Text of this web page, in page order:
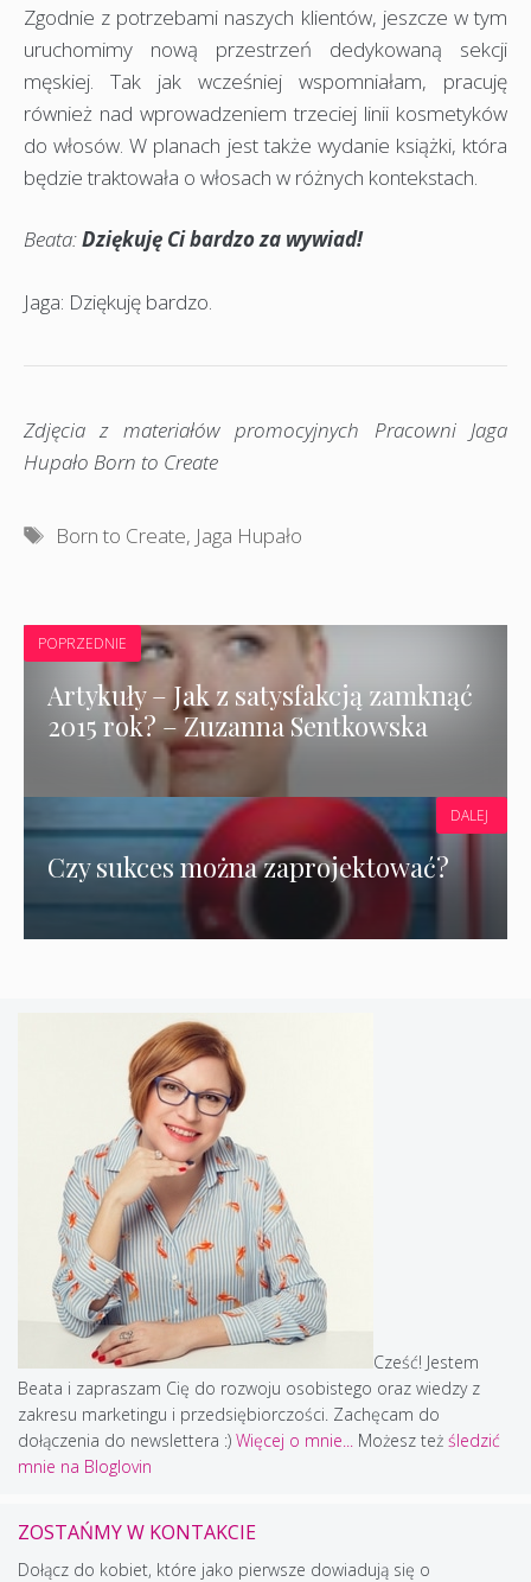
Zgodnie z potrzebami naszych klientów, jeszcze w tym
uruchomimy nową przestrzeń dedykowaną sekcji
męskiej. Tak jak wcześniej wspomniałam, pracuję
również nad wprowadzeniem trzeciej linii kosmetyków
do włosów. W planach jest także wydanie książki, która
będzie traktowała o włosach w różnych kontekstach.
Beata:Dziękuję Ci bardzo za wywiad!
Jaga: Dziękuję bardzo.
Zdjęcia z materiałów promocyjnych Pracowni Jaga
Hupało Born to Create
Tagi
Born to Create, Jaga Hupało
POPRZEDNIE
Artykuły – Jak z satysfakcją zamknąć
2015 rok? – Zuzanna Sentkowska
Czy sukces można zaprojektować?
DALEJ
Cześć! Jestem
Beata i zapraszam Cię do rozwoju osobistego oraz wiedzy z
zakresu marketingu i przedsiębiorczości. Zachęcam do
dołączenia do newslettera :) Więcej o mnie... Możesz też śledzić
mnie na Bloglovin
ZOSTAŃMY W KONTAKCIE
Dołącz do kobiet, które jako pierwsze dowiadują się o